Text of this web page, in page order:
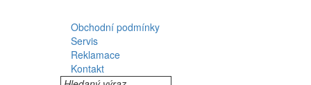
Obchodní podmínky
Servis
Reklamace
Kontakt